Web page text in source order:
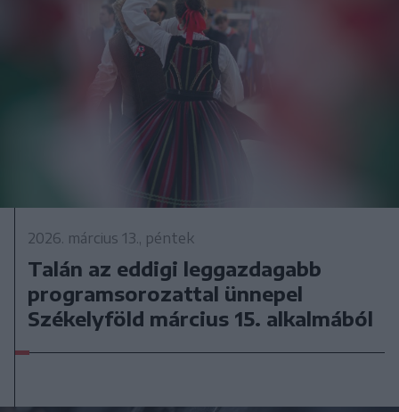
2026. március 13., péntek
Talán az eddigi leggazdagabb
programsorozattal ünnepel
Székelyföld március 15. alkalmából